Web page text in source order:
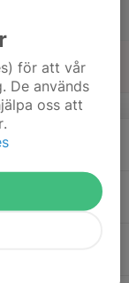
för att vår
De används
oss att